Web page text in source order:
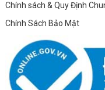
Chính sách & Quy Định
Chính Sách Bảo Mật